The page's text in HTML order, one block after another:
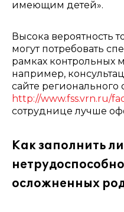
имеющим детей».
Высока вероятность
могут потребовать
рамках контрольных
например,
сайте
http://www.fss.vrn.ru/
сотруднице лучше
Как заполнить
осложненных